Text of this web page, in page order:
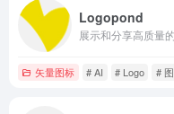
Logopond
展示和分享高质量
矢量图标 # AI # Logo #